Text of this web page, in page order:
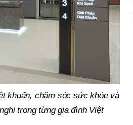
khuẩn, chăm sóc sức khỏe và
trong từng gia đình Việt